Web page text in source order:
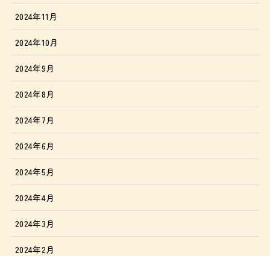
2024年11月
2024年10月
2024年9月
2024年8月
2024年7月
2024年6月
2024年5月
2024年4月
2024年3月
2024年2月